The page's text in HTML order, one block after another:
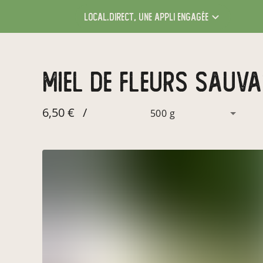
local.direct, une appli engagée
miel de fleurs
6,50 € / 500 g